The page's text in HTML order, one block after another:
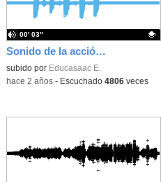
Sonido de la acción de "limpiar"
Contenido educativo.
subido por Educasaac E.
00′ 03″
-hace 2 años- Escuchado 4806veces